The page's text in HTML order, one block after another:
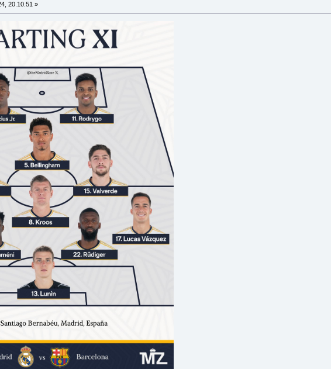
20.10.51 »